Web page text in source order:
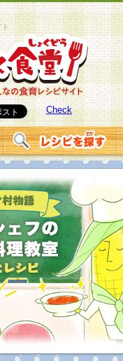
Check